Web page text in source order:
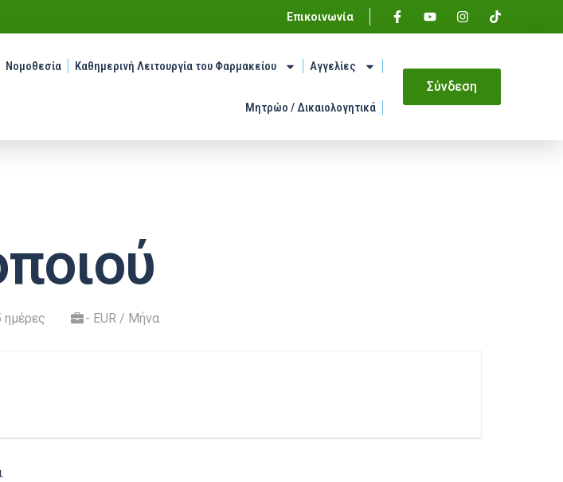
Επικοινωνία
Νομοθεσία Καθημερινή Λειτουργία του Φαρμακείου Αγγελίες
Μητρώο / Δικαιολογητικά
Σύνδεση
ημέρες - EUR / Μήνα